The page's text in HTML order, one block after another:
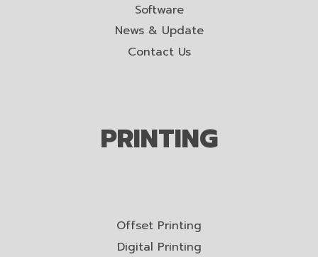
Software
News & Update
Contact Us
PRINTING
Offset Printing
Digital Printing